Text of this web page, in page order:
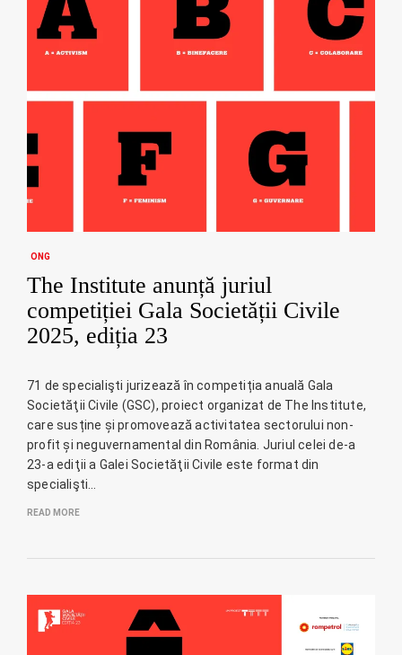
ONG
The Institute anunță juriul
competiției Gala Societății Civile
2025, ediția 23
71 de specialişti jurizează în competiția anuală Gala
Societăţii Civile (GSC), proiect organizat de The Institute,
care susține și promovează activitatea sectorului non-
profit și neguvernamental din România. Juriul celei de-a
23-a ediţii a Galei Societăţii Civile este format din
specialişti…
READ MORE